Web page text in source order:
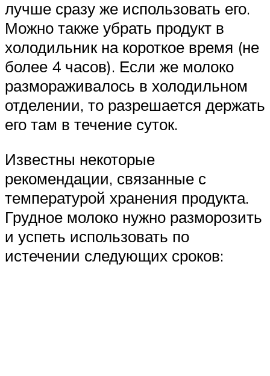
лучше сразу же использовать его.
Можно также убрать продукт в
холодильник на короткое время (не
более 4 часов). Если же молоко
размораживалось в холодильном
отделении, то разрешается держать
его там в течение суток.
Известны некоторые
рекомендации, связанные с
температурой хранения продукта.
Грудное молоко нужно разморозить
и успеть использовать по
истечении следующих сроков: